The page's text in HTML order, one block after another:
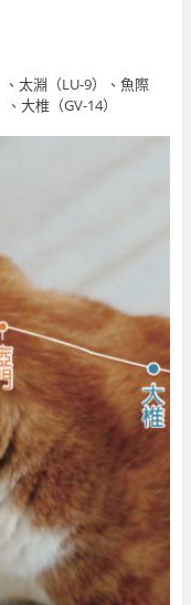
太淵（LU-9）、魚際
大椎（GV-14）